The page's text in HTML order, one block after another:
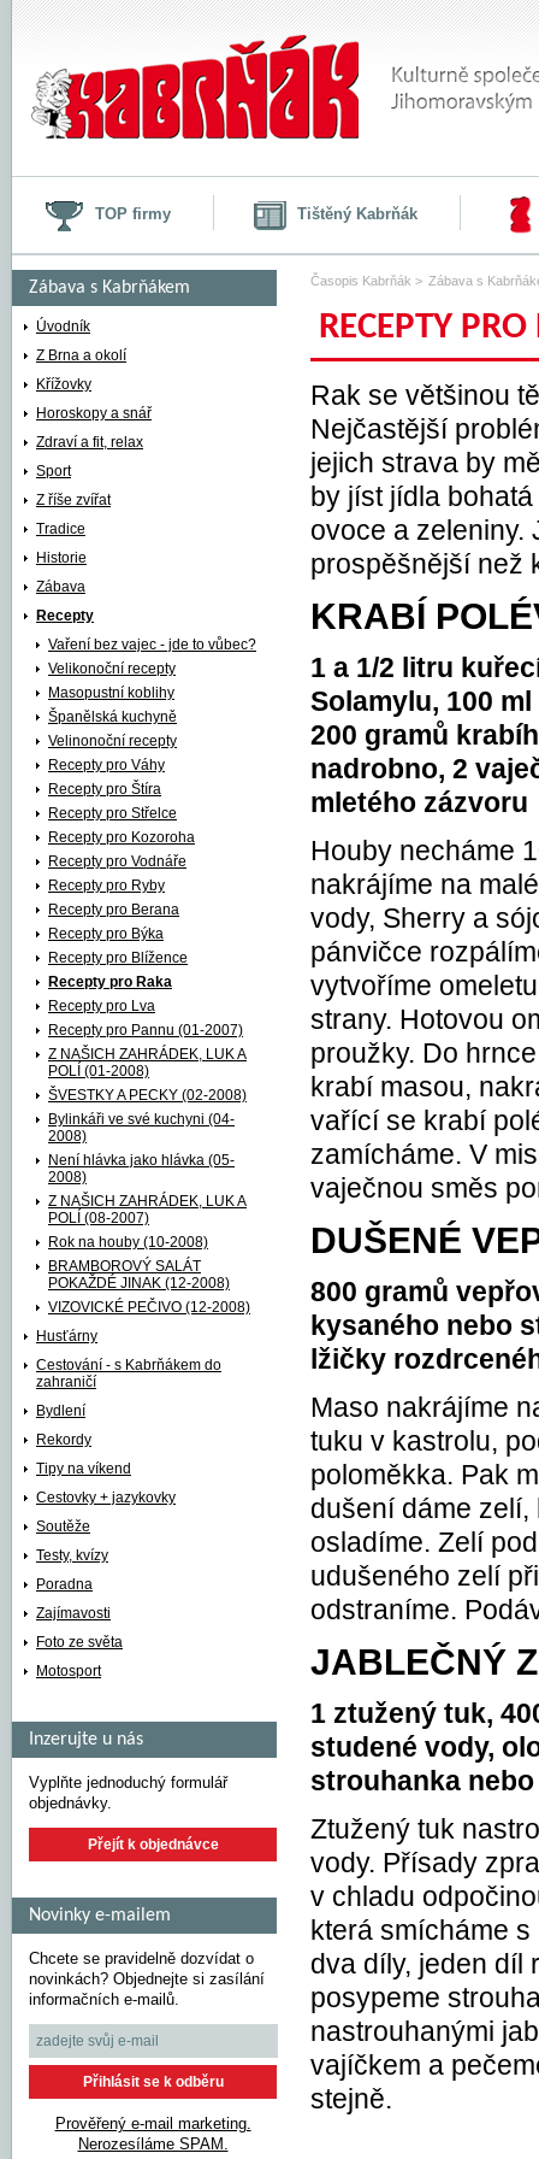
TOP firmy Tištěný Kabrňák
Zábava s Kabrňákem
Recepty
Recepty pro Raka
Úvodník
Z Brna a okolí
Křížovky
Horoskopy a snář
Zdraví a fit, relax
Sport
Z říše zvířat
Tradice
Historie
Zábava
Recepty
Vaření bez vajec - jde to vůbec?
Velikonoční recepty
Masopustní koblihy
Španělská kuchyně
Velinonoční recepty
Recepty pro Váhy
Recepty pro Štíra
Recepty pro Střelce
Recepty pro Kozoroha
Recepty pro Vodnáře
Recepty pro Ryby
Recepty pro Berana
Recepty pro Býka
Recepty pro Blížence
Recepty pro Raka
Recepty pro Lva
Recepty pro Pannu (01-2007)
Z NAŠICH ZAHRÁDEK, LUK A
POLÍ (01-2008)
ŠVESTKY A PECKY (02-2008)
Bylinkáři ve své kuchyni (04-
2008)
Není hlávka jako hlávka (05-
2008)
Z NAŠICH ZAHRÁDEK, LUK A
POLÍ (08-2007)
Rok na houby (10-2008)
BRAMBOROVÝ SALÁT
POKAŽDÉ JINAK (12-2008)
VIZOVICKÉ PEČIVO (12-2008)
Husťárny
Cestování - s Kabrňákem do
zahraničí
Bydlení
Rekordy
Tipy na víkend
Cestovky + jazykovky
Soutěže
Testy, kvízy
Poradna
Zajímavosti
Foto ze světa
Motosport
Inzerujte u nás
Vyplňte jednoduchý formulář
objednávky.
Přejít k objednávce
Novinky e-mailem
Chcete se pravidelně dozvídat o
novinkách? Objednejte si zasílání
informačních e-mailů.
Prověřený e-mail marketing.
Nerozesíláme SPAM.
Časopis Kabrňák > Zábava s
RECEPTY
Rak se většinou
Nejčastější
jejich strava by
by jíst jídla
ovoce a zeleniny.
prospěšnější než
KRABÍ
1 a 1/2 litru
Solamylu, 100
200 gramů
nadrobno, 2
mletého zázvoru
Houby necháme
nakrájíme na
vody, Sherry a
pánvičce
vytvoříme
strany. Hotovou
proužky. Do
krabí masou,
vařící se krabí
zamícháme. V
vaječnou směs
DUŠENÉ
800 gramů
kysaného nebo
lžičky
Maso nakrájíme
tuku v kastrolu,
poloměkka. Pak
dušení dáme zelí,
osladíme. Zelí
udušeného zelí
odstraníme.
JABLEČNÝ
1 ztužený tuk,
studené vody,
strouhanka
Ztužený tuk
vody. Přísady
v chladu
která smícháme
dva díly, jeden díl
posypeme
nastrouhanými
vajíčkem a
stejně.